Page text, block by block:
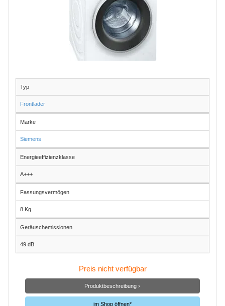
Typ
Frontlader
Marke
Siemens
Energieeffizienzklasse
A+++
Fassungsvermögen
8 Kg
Geräuschemissionen
49 dB
Preis nicht verfügbar
Produktbeschreibung ›
im Shop öffnen*